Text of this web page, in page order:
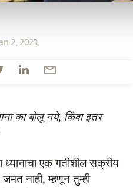
2, 2023
का बोलू नये, किंवा इतर
एक गतीशील सक्रीय
नाही,म्हणून तुम्ही